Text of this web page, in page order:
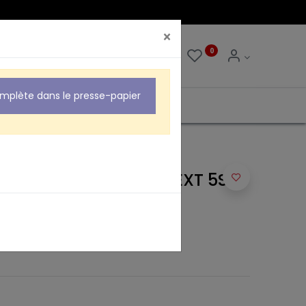
0
POUR GUIRLANDE EXT 5S
×
dans le presse-papier